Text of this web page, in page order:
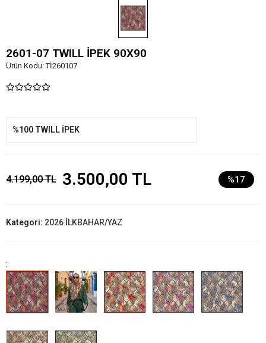
2601-07 TWILL İPEK 90X90
Ürün Kodu:Tİ260107
%100 TWILL İPEK
4.199,00 TL 3.500,00 TL %17
Kategori: 2026 İLKBAHAR/YAZ
: